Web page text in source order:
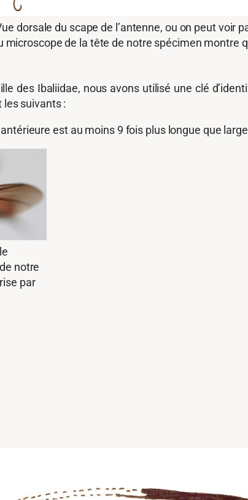
dorsale du scape de l’antenne, ou on peut voir
microscope de la tête de notre spécimen montre
des Ibaliidae, nous avons utilisé une clé
suivants :
antérieure est au moins 9 fois plus longue que
notre
par